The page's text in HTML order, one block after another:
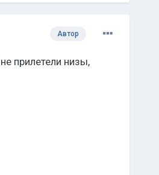
Автор
прилетели низы,